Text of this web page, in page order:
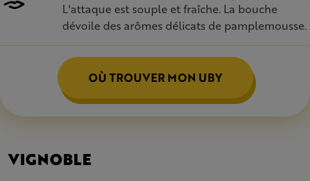
L'attaque est souple et fraîche. La bouche
dévoile des arômes délicats de pamplemousse.
OÙ TROUVER MON UBY
VIGNOBLE